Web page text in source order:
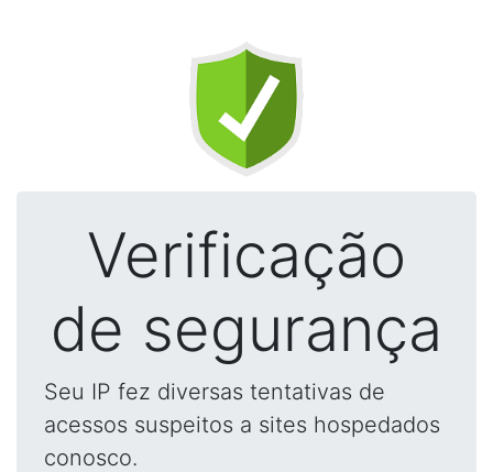
Verificação
de segurança
Seu IP fez diversas tentativas de
acessos suspeitos a sites hospedados
conosco.